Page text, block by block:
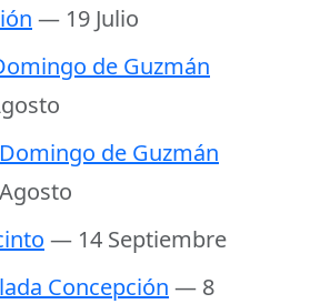
— 19 Julio
de Guzmán
de Guzmán
— 14 Septiembre
Concepción — 8